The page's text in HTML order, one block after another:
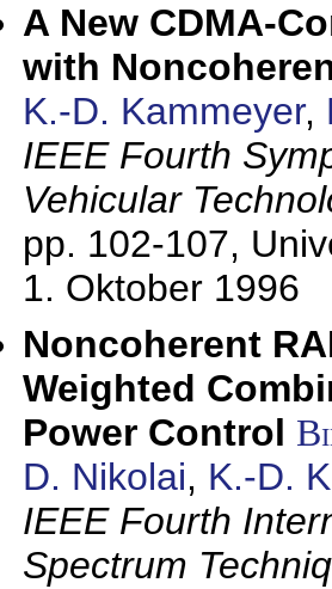
A New CDMA-
with
K.-D. Kammeyer,
IEEE Fourth
Vehicular
pp. 102-107,
1. Oktober 1996
Noncoherent
Weighted
Power Control
D. Nikolai, K.-D.
IEEE Fourth
Spectrum